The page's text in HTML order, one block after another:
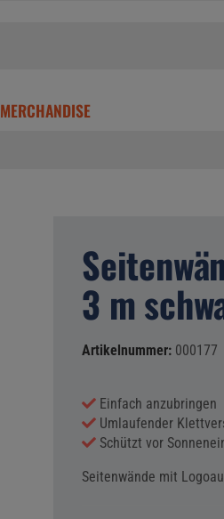
MERCHANDISE
3 m
Artikelnummer: 000177
Einfach anzubringen
Umlaufender
Schützt vor
Seitenwände mit